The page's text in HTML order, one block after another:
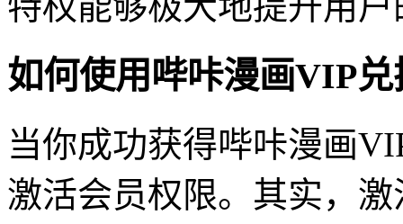
如何使用哔咔漫画VIP
当你成功获得哔咔漫画
激活会员权限。其实，